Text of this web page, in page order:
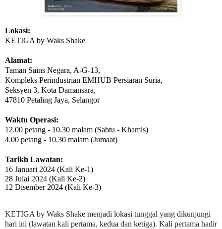
Lokasi:
KETIGA by Waks Shake
Alamat:
Taman Sains Negara, A-G-13,
Kompleks Perindustrian EMHUB Persiaran Suria,
Seksyen 3, Kota Damansara,
47810 Petaling Jaya, Selangor
Waktu Operasi:
12.00 petang - 10.30 malam (Sabtu - Khamis)
4.00 petang - 10.30 malam (Jumaat)
Tarikh Lawatan:
16 Januari 2024 (Kali Ke-1)
28 Julai 2024 (Kali Ke-2)
12 Disember 2024 (Kali Ke-3)
KETIGA by Waks Shake menjadi lokasi tunggal yang dikunjungi
hari ini (lawatan kali pertama, kedua dan ketiga). Kali pertama hadir